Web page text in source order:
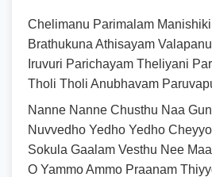
Chelimanu Parimalam
Brathukuna Athisayam
Iruvuri Parichayam Theliyani
Tholi Tholi Anubhavam
Nanne Nanne Chusthu Naa
Nuvvedho Yedho Yedho
Sokula Gaalam Vesthu Nee
O Yammo Ammo Praanam